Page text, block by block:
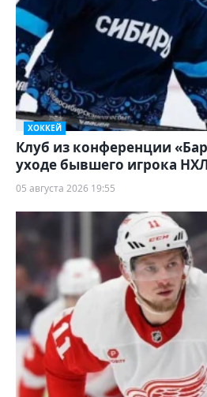
ХОККЕЙ
Клуб из конференции
уходе бывшего игрока
05 августа 2026 19:55